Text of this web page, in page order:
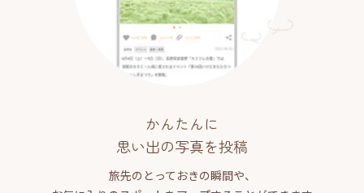
かんたんに
思い出の写真を投稿
旅先のとっておきの瞬間や、